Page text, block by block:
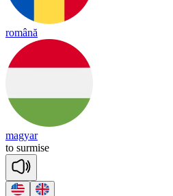
română
magyar
to surmise